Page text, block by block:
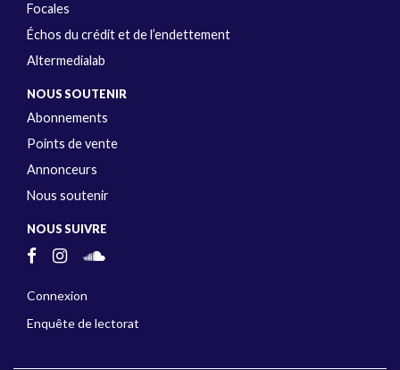
Focales
Échos du crédit et de l’endettement
Altermedialab
NOUS SOUTENIR
Abonnements
Points de vente
Annonceurs
Nous soutenir
NOUS SUIVRE
Connexion
Enquête de lectorat